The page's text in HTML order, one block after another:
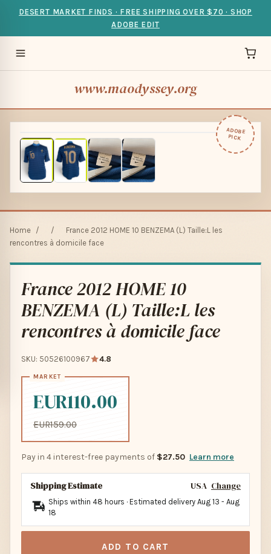
DESERT MARKET FINDS · FREE SHIPPING OVER $70 · SHOP
ADOBE EDIT
www.maodyssey.org
ADOBE
PICK
Home / /
France 2012 HOME 10 BENZEMA (L) Taille:L les
rencontres à domicile face
France 2012 HOME 10
BENZEMA (L) Taille:L les
rencontres à domicile face
SKU: 50526100967 4.8
EUR110.00
EUR159.00
Pay in 4 interest-free payments of $27.50 Learn more
Shipping Estimate USA Change
Ships within 48 hours · Estimated delivery Aug 13 - Aug
18
ADD TO CART